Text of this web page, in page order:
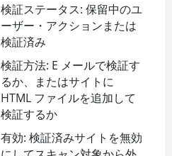
検証ステータス: 保留中のユ
ーザー・アクションまたは
検証済み
検証方法: E メールで検証す
るか、またはサイトに
HTML ファイルを追加して
検証するか
有効: 検証済みサイトを無効